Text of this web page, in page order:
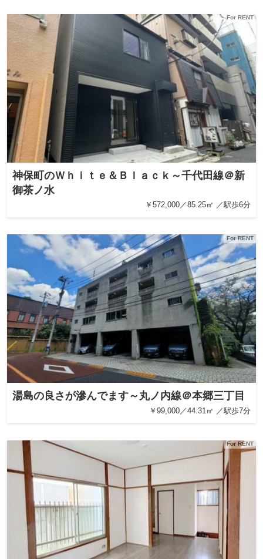
For RENT
神保町のＷｈｉｔｅ＆Ｂｌａｃｋ～千代田線＠新
御茶ノ水
￥572,000／85.25㎡ ／駅歩6分
For RENT
湯島の良さが滲んでます～丸ノ内線＠本郷三丁目
￥99,000／44.31㎡ ／駅歩7分
For RENT